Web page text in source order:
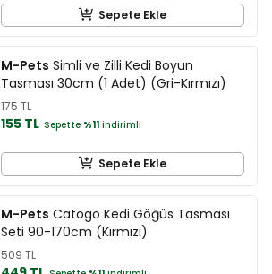
Sepete Ekle
M-Pets Simli ve Zilli Kedi Boyun
Tasması 30cm (1 Adet) (Gri-Kırmızı)
175 TL
155 TL Sepette %11 indirimli
Sepete Ekle
M-Pets Catogo Kedi Göğüs Tasması
Seti 90-170cm (Kırmızı)
509 TL